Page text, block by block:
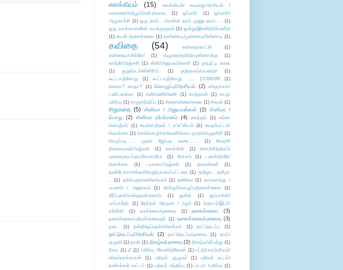
எளக்கியம் (15)
எளக்கியம்/ கவுஜை/அரசியல் /
வாசனை/கற்பூரம்/கற்பு/களவு
(1) ஒப்பாரி (1)
ஒப்பாரி/
அழுகாச்சி (1) ஒரு தரம்... ரெண்டு தரம்..மூணு தரம்..... (1)
ஒரு வாக்காளனின் வாக்குமூலம் (1) ஒன்று/இரண்டு/பெண்டு
(1) கடன் /நகைச்சுவை (1) கண்ணாடி/முன்னாடி/பின்னாடி (1)
கவிதை (54) கவிதை/காட்சி
(1)
கவிதையாமில்லே/
(1) கழுதை/தவிடு/புண்ணாக்கு
(1)
காந்தி/அஞ்சலி (1) கிளி/அனுபவம்/லாரி (1) கு(பு)ட்டி கதை
(1)
குறும்படம்/ஸ்கிரிப்ட் (1) குற்றாலம்/பயணம்/
(1)
கூட்டாஞ்சோறு
(1) கூட்டாஞ்சோறு ...... 27/06/09
(1)
கையா? காதா?
(1) கொழுப்பு/அரசியல் (2)
சங்கு/பால்/
டண்டனக்கா
(1) சனி/மணி/பிணி (1) சாத்தான் (1) சாரு/
பகிர்வு (1) சாரு/சந்திப்பு (1) சிலை/விலை/கலை (1) சிவன் (1)
சிறுகதை (5) சினிமா / அனுபவங்கள் (2)
சினிமா /
பொது (2) சினிமா விமர்சனம் (4) சுகந்தம் (1)
சும்மா
கொஞ்சம் (1) சுயசொறிதல் / எ”ள”கியம் (1) சுயதம்பட்டம்/
மொக்கை (1) செம்மொழி/மாங்கனி/கொடநாடு/விருதகிரி (1)
செருப்படி...... முதல் ஜேப்படி வரை.......
(1)
சேஷூ/
நினைவுகள்/அஞ்சலி
(1) சைக்கிள் (1)
சொற்சித்திரம்/
புனைவு/வாய்தா/சிவசம்போ
(1) சோகம் (1)
டமால்/டுமீல்/
மொக்கை
(1) டயானா/அஞ்சலி (1) தகவல்கள்
(1)
தண்டோரா/சங்கவி/எறும்பு/பலாப்பட்டறை (1) தமிழா.. தமிழா
.. (1) தற்பெருமை/விளம்பரம் (1) தனிமை (1) தாய்லாந்து /
பயணம் / அனுபவம்
(1) திமிரு/கொழுப்பு/நகைச்சுவை
(1)
தீர்ப்புகள்/வள்ளுவர்/உலகம்
(1) துகில் (1)
துப்பாக்கி/
பாப்பாத்தி
(1) தேர்தல் /திருமா / ஈழம் (1)
தொடர்/இடர்/
சங்கிலி
(1) நகச்சுவை/புனைவு (1) நகைச்சுவை (3)
நகைச்சுவை/பதிவர்/கலைஞர் (1) நகைச்சுவை/புனைவு (3)
நடை (1) நன்றி/ஒப்புதல்/விளக்கம் (1) நாட்டுநடப்பு (1)
நாட்டுநடப்பு/அரசியல் (2) நாட்டுநடப்பு/புனைவு (1)
நாய்/
குருவி (1) நான் (1) நிகழ்வு/புனைவு (2) நிகழ்வு/விபத்து (1)
நிலா (1) நீ (1) பகிர்வு /வேண்டுகோள் (1) பட்டு/பாரம்பரியம்/
விளம்பரக்காரன்
(1) பதிவர் குழுமம் (1)
பதிவர் கூடல்/
நண்பர்கள் வட்டம் (1) பதிவர் சந்திப்பு (1) பா.ரா /பகிர்வு (1)